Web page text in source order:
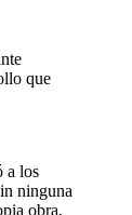
que
a los
ninguna
obra,